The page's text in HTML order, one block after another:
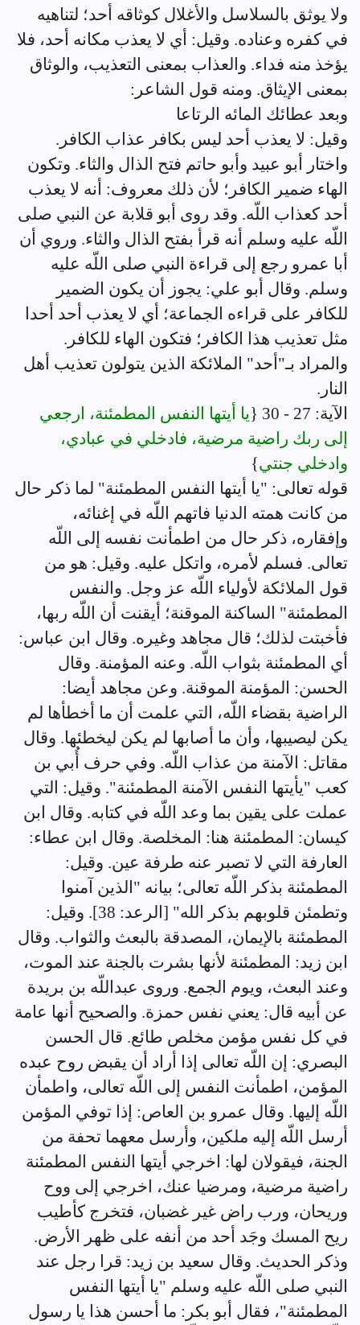
ولا يوثق بالسلاسل والأغلال كوثاقه أحد؛ لتناهيه
في كفره وعناده. وقيل: أي لا يعذب مكانه أحد، فلا
يؤخذ منه فداء. والعذاب بمعنى التعذيب، والوثاق
بمعنى الإيثاق. ومنه قول الشاعر:
وبعد عطائك المائه الرتاعا
وقيل: لا يعذب أحد ليس بكافر عذاب الكافر.
واختار أبو عبيد وأبو حاتم فتح الذال والثاء. وتكون
الهاء ضمير الكافر؛ لأن ذلك معروف: أنه لا يعذب
أحد كعذاب اللّه. وقد روى أبو قلابة عن النبي صلى
اللّه عليه وسلم أنه قرأ بفتح الذال والثاء. وروي أن
أبا عمرو رجع إلى قراءة النبي صلى اللّه عليه
وسلم. وقال أبو علي: يجوز أن يكون الضمير
للكافر على قراءه الجماعة؛ أي لا يعذب أحد أحدا
مثل تعذيب هذا الكافر؛ فتكون الهاء للكافر.
والمراد بـ"أحد" الملائكة الذين يتولون تعذيب أهل
النار.
الآية: 27 - 30 {
يا أيتها النفس المطمئنة، ارجعي
إلى ربك راضية مرضية، فادخلي في عبادي،
وادخلي جنتي}
قوله تعالى: "يا أيتها النفس المطمئنة" لما ذكر حال
من كانت همته الدنيا فاتهم اللّه في إغنائه،
وإفقاره، ذكر حال من اطمأنت نفسه إلى اللّه
تعالى. فسلم لأمره، واتكل عليه. وقيل: هو من
قول الملائكة لأولياء اللّه عز وجل. والنفس
المطمئنة" الساكنة الموقنة؛ أيقنت أن اللّه ربها،
فأخبتت لذلك؛ قال مجاهد وغيره. وقال ابن عباس:
أي المطمئنة بثواب اللّه. وعنه المؤمنة. وقال
الحسن: المؤمنة الموقنة. وعن مجاهد أيضا:
الراضية بقضاء اللّه، التي علمت أن ما أخطأها لم
يكن ليصيبها، وأن ما أصابها لم يكن ليخطئها. وقال
مقاتل: الآمنة من عذاب اللّه. وفي حرف أُبي بن
كعب "يأيتها النفس الآمنة المطمئنة". وقيل: التي
عملت على يقين بما وعد اللّه في كتابه. وقال ابن
كيسان: المطمئنة هنا: المخلصة. وقال ابن عطاء:
العارفة التي لا تصبر عنه طرفة عين. وقيل:
المطمئنة بذكر اللّه تعالى؛ بيانه "الذين آمنوا
وتطمئن قلوبهم بذكر الله" [الرعد: 38]. وقيل:
المطمئنة بالإيمان، المصدقة بالبعث والثواب. وقال
ابن زيد: المطمئنة لأنها بشرت بالجنة عند الموت،
وعند البعث، ويوم الجمع. وروى عبداللّه بن بريدة
عن أبيه قال: يعني نفس حمزة. والصحيح أنها عامة
في كل نفس مؤمن مخلص طائع. قال الحسن
البصري: إن اللّه تعالى إذا أراد أن يقبض روح عبده
المؤمن، اطمأنت النفس إلى اللّه تعالى، واطمأن
اللّه إليها. وقال عمرو بن العاص: إذا توفي المؤمن
أرسل اللّه إليه ملكين، وأرسل معهما تحفة من
الجنة، فيقولان لها: اخرجي أيتها النفس المطمئنة
راضية مرضية، ومرضيا عنك، اخرجي إلى ووح
وريحان، ورب راض غير غضبان، فتخرج كأطيب
ريح المسك وجَد أحد من أنفه على ظهر الأرض.
وذكر الحديث. وقال سعيد بن زيد: قرا رجل عند
النبي صلى اللّه عليه وسلم "يا أيتها النفس
المطمئنة"، فقال أبو بكر: ما أحسن هذا يا رسول